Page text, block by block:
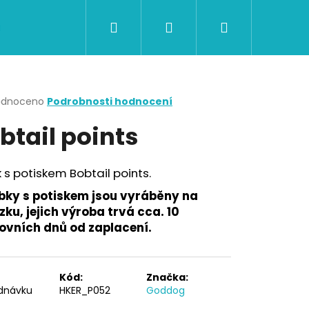
CERTIFIKÁTY A POUKAZY BAZAR
Přihlášení
Podrobnosti hodnocení
points
s potiskem Bobtail points.
s potiskem jsou vyráběny na
jejich výroba trvá cca. 10
dnů od zaplacení.
Kód:
HKER_P052
Značka:
Goddog